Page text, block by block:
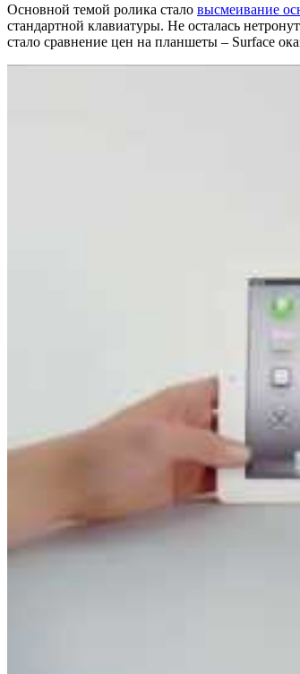
Основной темой ролика стало высмеивание
стандартной клавиатуры. Не осталась
стало сравнение цен на планшеты – Surface